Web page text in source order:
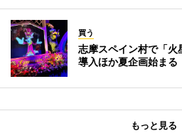
買う
志摩スペイン村で「
導入ほか夏企画始まる
もっと見る